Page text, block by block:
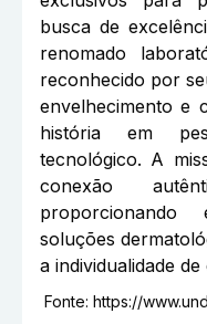
busca de
renomado
reconhecido por
envelhecimento e
história em
tecnológico. A
conexão
proporcionando
soluções
a individualidade
Fonte: https://